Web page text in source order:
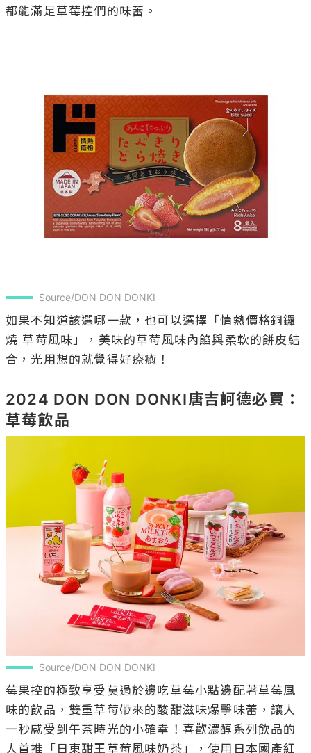
都能滿足草莓控們的味蕾。
Source/DON DON DONKI
如果不知道該選哪一款，也可以選擇「情熱價格銅鑼
燒 草莓風味」，美味的草莓風味內餡與柔軟的餅皮結
合，光用想的就覺得好療癒！
2024 DON DON DONKI唐吉訶德必買：
草莓飲品
Source/DON DON DONKI
莓果控的極致享受莫過於邊吃草莓小點邊配著草莓風
味的飲品，雙重草莓帶來的酸甜滋味爆擊味蕾，讓人
一秒感受到午茶時光的小確幸！喜歡濃醇系列飲品的
人首推「日東甜王草莓風味奶茶」，使用日本國產紅